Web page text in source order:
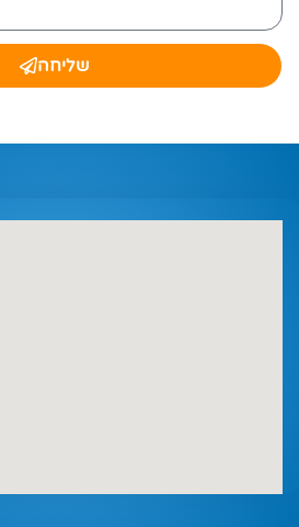
שליחה